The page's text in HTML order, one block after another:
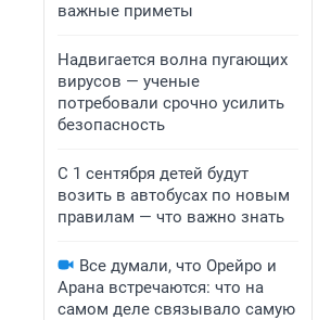
важные приметы
Надвигается волна пугающих
вирусов — ученые
потребовали срочно усилить
безопасность
С 1 сентября детей будут
возить в автобусах по новым
правилам — что важно знать
Все думали, что Орейро и
Арана встречаются: что на
самом деле связывало самую